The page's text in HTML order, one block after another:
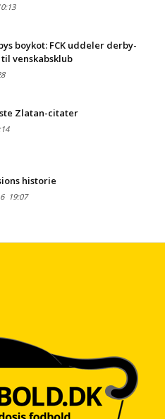
boykot: FCK uddeler derby-
venskabsklub
Zlatan-citater
historie
19:07